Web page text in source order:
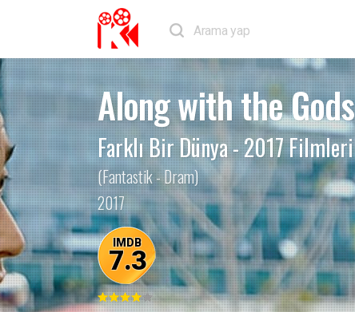
Along with the Gods
Farklı Bir Dünya-2017 Filmleri
(Fantastik - Dram)
2017
IMDB
7.3